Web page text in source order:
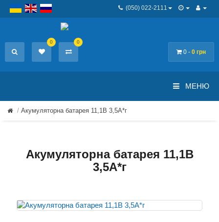
(050) 022-2111
0 - 0 грн
0 0
МЕНЮ
Акумуляторна батарея 11,1В 3,5A*г
Акумуляторна батарея 11,1В
3,5A*г